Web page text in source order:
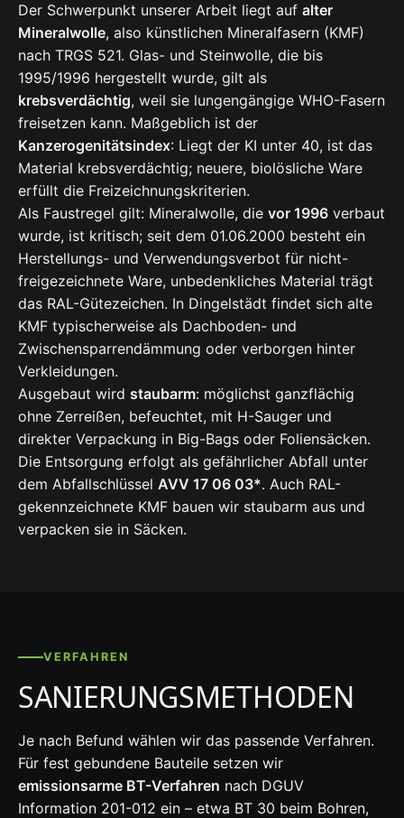
Der Schwerpunkt unserer Arbeit liegt auf alter
Mineralwolle, also künstlichen Mineralfasern (KMF)
nach TRGS 521. Glas- und Steinwolle, die bis
1995/1996 hergestellt wurde, gilt als
krebsverdächtig, weil sie lungengängige WHO-Fasern
freisetzen kann. Maßgeblich ist der
Kanzerogenitätsindex: Liegt der KI unter 40, ist das
Material krebsverdächtig; neuere, biolösliche Ware
erfüllt die Freizeichnungskriterien.
Als Faustregel gilt: Mineralwolle, die vor 1996 verbaut
wurde, ist kritisch; seit dem 01.06.2000 besteht ein
Herstellungs- und Verwendungsverbot für nicht-
freigezeichnete Ware, unbedenkliches Material trägt
das RAL-Gütezeichen. In Dingelstädt findet sich alte
KMF typischerweise als Dachboden- und
Zwischensparrendämmung oder verborgen hinter
Verkleidungen.
Ausgebaut wird staubarm: möglichst ganzflächig
ohne Zerreißen, befeuchtet, mit H-Sauger und
direkter Verpackung in Big-Bags oder Foliensäcken.
Die Entsorgung erfolgt als gefährlicher Abfall unter
dem Abfallschlüssel AVV 17 06 03*. Auch RAL-
gekennzeichnete KMF bauen wir staubarm aus und
verpacken sie in Säcken.
VERFAHREN
SANIERUNGSMETHODEN
Je nach Befund wählen wir das passende Verfahren.
Für fest gebundene Bauteile setzen wir
emissionsarme BT-Verfahren nach DGUV
Information 201-012 ein – etwa BT 30 beim Bohren,